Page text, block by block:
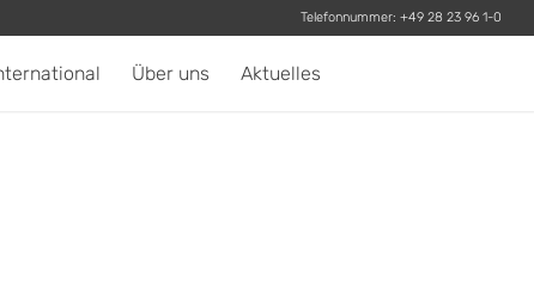
Telefonnummer:+49 28 23 96 1-0
Über uns Aktuelles